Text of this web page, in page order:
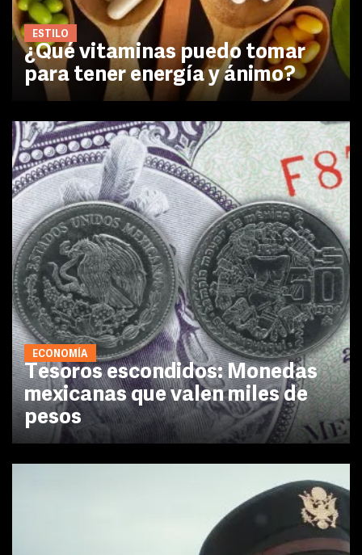
ESTILO
¿Qué vitaminas puedo tomar
para tener energía y ánimo?
ECONOMÍA
Tesoros escondidos: Monedas
mexicanas que valen miles de
pesos